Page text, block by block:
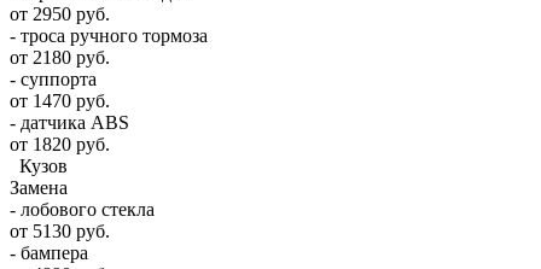
от 2950 руб.
- троса ручного тормоза
от 2180 руб.
- суппорта
от 1470 руб.
- датчика ABS
от 1820 руб.
Кузов
Замена
- лобового стекла
от 5130 руб.
- бампера